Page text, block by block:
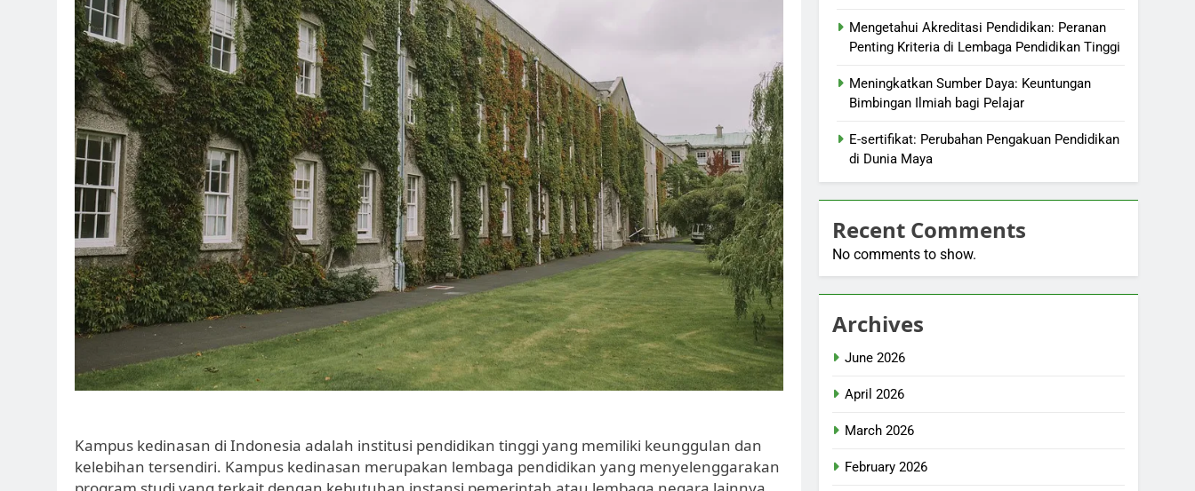
Kampus kedinasan di Indonesia adalah institusi pendidikan tinggi yang memiliki keunggulan dan
kelebihan tersendiri. Kampus kedinasan merupakan lembaga pendidikan yang menyelenggarakan
Mengetahui Akreditasi Pendidikan: Peranan
Penting Kriteria di Lembaga Pendidikan Tinggi
Meningkatkan Sumber Daya: Keuntungan
Bimbingan Ilmiah bagi Pelajar
E-sertifikat: Perubahan Pengakuan Pendidikan
di Dunia Maya
Recent Comments
No comments to show.
Archives
June 2026
April 2026
March 2026
February 2026